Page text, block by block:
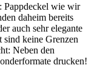
Pappdeckel wie wir
daheim bereits
auch sehr elegante
keine Grenzen
Neben den
drucken!